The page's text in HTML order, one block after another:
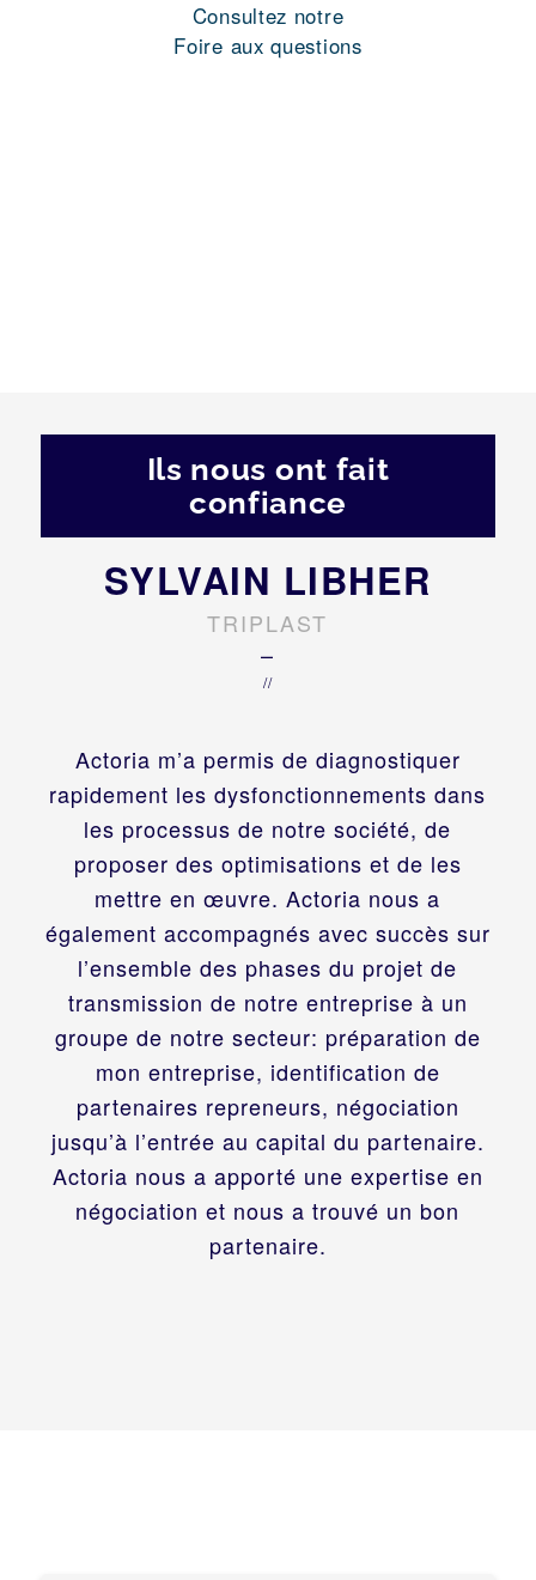
Consultez notre
Foire aux questions
Ils nous ont fait
confiance
Actoria m’a permis de diagnostiquer
rapidement les dysfonctionnements dans
les processus de notre société, de
proposer des optimisations et de les
mettre en œuvre. Actoria nous a
également accompagnés avec succès sur
l’ensemble des phases du projet de
transmission de notre entreprise à un
groupe de notre secteur: préparation de
mon entreprise, identification de
partenaires repreneurs, négociation
jusqu’à l’entrée au capital du partenaire.
Actoria nous a apporté une expertise en
négociation et nous a trouvé un bon
partenaire.
SYLVAIN LIBHER
TRIPLAST
–
//